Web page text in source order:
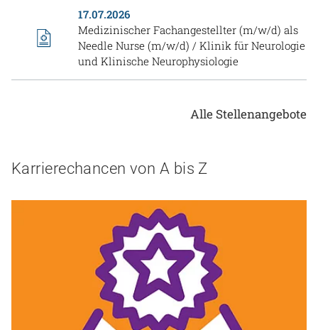
17.07.2026
Medizinischer Fachangestellter (m/w/d) als
Needle Nurse (m/w/d) / Klinik für Neurologie
und Klinische Neurophysiologie
Alle Stellenangebote
Karrierechancen von A bis Z